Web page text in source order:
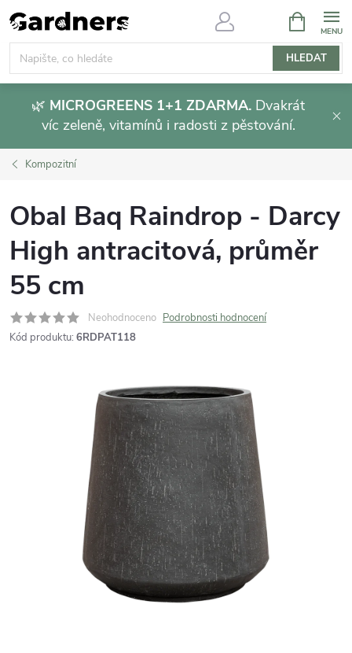
Přejít
na
obsah
HLEDAT
NÁKUPNÍ
KOŠÍK
🌿 MICROGREENS 1+1 ZDARMA. Dvakrát
víc zeleně, vitamínů i radosti z pěstování.
Kompozitní
Obal Baq Raindrop - Darcy
High antracitová, průměr
55 cm
Neohodnoceno Podrobnosti hodnocení
Kód produktu: 6RDPAT118